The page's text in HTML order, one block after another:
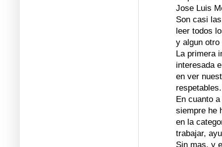
Jose Luis
Son casi
leer todos
y algun otro
La primera
interesada
en ver
respetables.
En cuanto
siempre he
en la
trabajar,
Sin mas, y